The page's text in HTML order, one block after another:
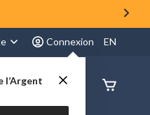
Connexion
l’Argent
EN